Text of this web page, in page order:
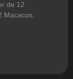
de 12
Macacos,